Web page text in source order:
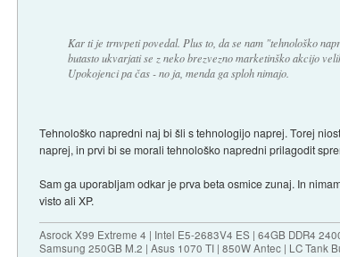
Kar ti je trnvpeti povedal. Plus to, da se nam "tehnološko
butasto ukvarjati se z neko brezvezno marketinško akcijo
Upokojenci pa čas - no ja, menda ga sploh nimajo.
Tehnološko napredni naj bi šli s tehnologijo naprej. Torej
naprej, in prvi bi se morali tehnološko napredni prilagodit
Sam ga uporabljam odkar je prva beta osmice zunaj. In
visto ali XP.
Asrock X99 Extreme 4 | Intel E5-2683V4 ES | 64GB DDR4
Samsung 250GB M.2 | Asus 1070 TI | 850W Antec | LC Tank